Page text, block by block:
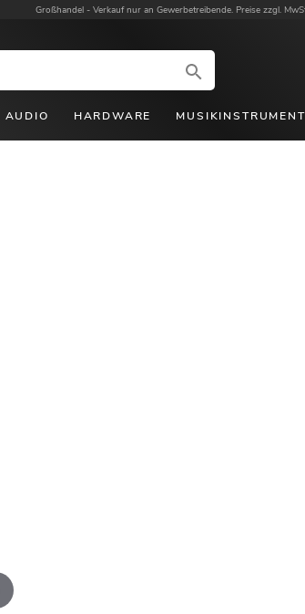
Großhandel - Verkauf nur an Gewerbetreibende. Preise zzgl.
AUDIO HARDWARE